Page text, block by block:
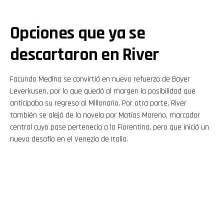
Opciones que ya se
descartaron en River
Facundo Medina se convirtió en nuevo refuerzo de Bayer
Leverkusen, por lo que quedó al margen la posibilidad que
anticipaba su regreso al Millonario. Por otra parte, River
también se alejó de la novela por Matías Moreno, marcador
central cuyo pase pertenecía a la Fiorentina, pero que inició un
nuevo desafío en el Venezia de Italia.